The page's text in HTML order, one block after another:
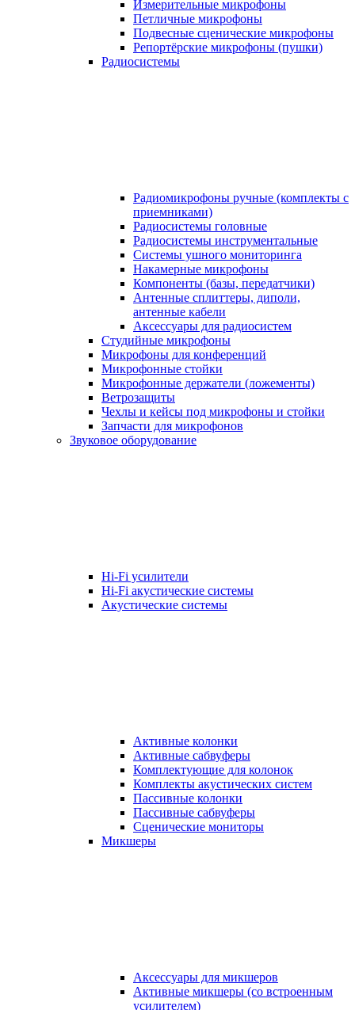
Измерительные микрофоны
Петличные микрофоны
Подвесные сценические микрофоны
Репортёрские микрофоны (пушки)
Радиосистемы
Радиомикрофоны ручные (комплекты с
приемниками)
Радиосистемы головные
Радиосистемы инструментальные
Системы ушного мониторинга
Накамерные микрофоны
Компоненты (базы, передатчики)
Антенные сплиттеры, диполи,
антенные кабели
Аксесcуары для радиосистем
Студийные микрофоны
Микрофоны для конференций
Микрофонные стойки
Микрофонные держатели (ложементы)
Ветрозащиты
Чехлы и кейсы под микрофоны и стойки
Запчасти для микрофонов
Звуковое оборудование
Hi-Fi усилители
Hi-Fi акустические системы
Акустические системы
Активные колонки
Активные сабвуферы
Комплектующие для колонок
Комплекты акустических систем
Пассивные колонки
Пассивные сабвуферы
Сценические мониторы
Микшеры
Аксессуары для микшеров
Активные микшеры (со встроенным
усилителем)